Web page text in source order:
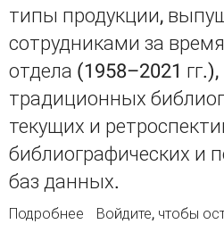
типы продукции,
сотрудниками за
отдела (1958–2021
традиционных
текущих и
библиографических и
баз данных.
Подробнее о Научная
Войдите, чтобы